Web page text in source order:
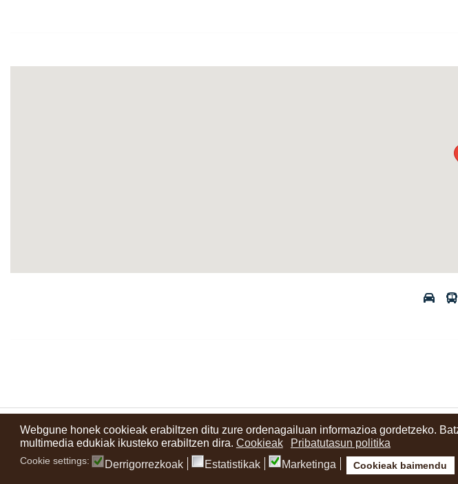
Webgune honek cookieak erabiltzen ditu zure ordenagailuan informazioa gordetzeko.
multimedia edukiak ikusteko erabiltzen dira. Cookieak Pribatutasun politika
Cookie settings: Derrigorrezkoak Estatistikak Marketinga Cookieak baimendu
Kontaktuak Erabilera baldintzak Lege oharra Berriak Zure iritzia